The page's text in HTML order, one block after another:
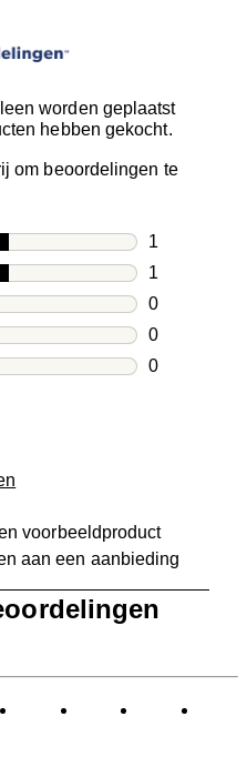
worden geplaatst
hebben gekocht.
om beoordelingen te
1
1
1
1
0
0
0
0
0
voorbeeldproduct
aan een aanbieding